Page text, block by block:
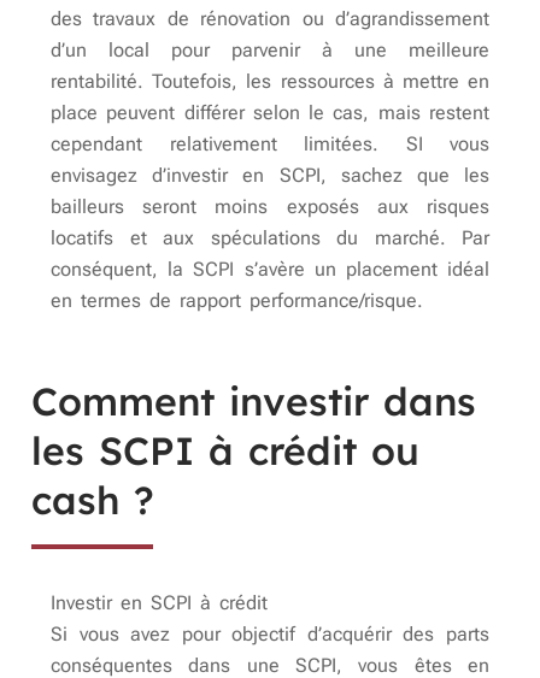
des travaux de rénovation ou d’agrandissement
d’un local pour parvenir à une meilleure
rentabilité. Toutefois, les ressources à mettre en
place peuvent différer selon le cas, mais restent
cependant relativement limitées. SI vous
envisagez d’investir en SCPI, sachez que les
bailleurs seront moins exposés aux risques
locatifs et aux spéculations du marché. Par
conséquent, la SCPI s’avère un placement idéal
en termes de rapport performance/risque.
Comment investir dans
les SCPI à crédit ou
cash ?
Investir en SCPI à crédit
Si vous avez pour objectif d’acquérir des parts
conséquentes dans une SCPI, vous êtes en